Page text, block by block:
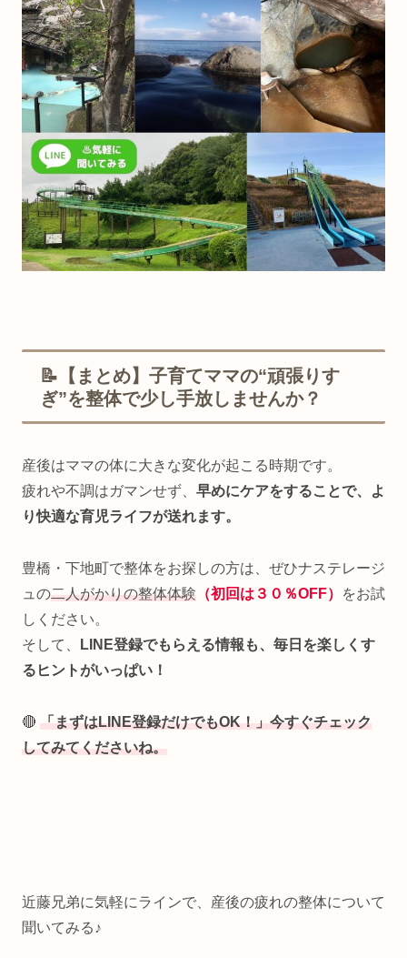
📝【まとめ】子育てママの“頑張りす
ぎ”を整体で少し手放しませんか？
産後はママの体に大きな変化が起こる時期です。
疲れや不調はガマンせず、 早めにケアをすることで、よ
り快適な育児ライフが送れます。
豊橋・下地町で整体をお探しの方は、ぜひナステレージ
ュの二人がかりの整体体験 （初回は３０％OFF）
をお試
しください。
そして、
LINE登録でもらえる情報も、毎日を楽しくす
るヒントがいっぱい！
🔴 「まずはLINE登録だけでもOK！」今すぐチェック
してみてくださいね。
近藤兄弟に気軽にラインで、産後の疲れの整体について
聞いてみる♪